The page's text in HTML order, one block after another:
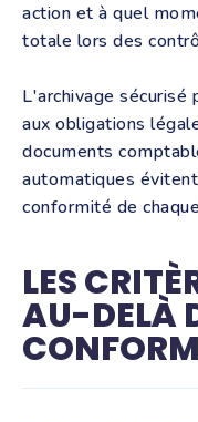
action et à quel
totale lors des
L'archivage sécurisé
aux obligations
documents
automatiques
conformité de
LES
AU-DELÀ